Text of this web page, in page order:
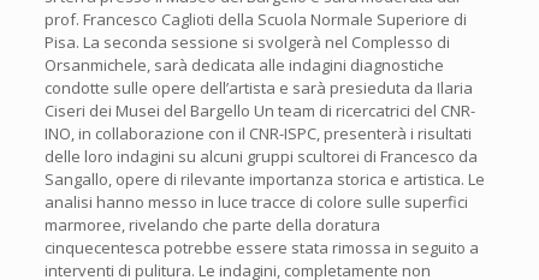
prof. Francesco Caglioti della Scuola Normale Superiore di
Pisa. La seconda sessione si svolgerà nel Complesso di
Orsanmichele, sarà dedicata alle indagini diagnostiche
condotte sulle opere dell’artista e sarà presieduta da Ilaria
Ciseri dei Musei del Bargello Un team di ricercatrici del CNR-
INO, in collaborazione con il CNR-ISPC, presenterà i risultati
delle loro indagini su alcuni gruppi scultorei di Francesco da
Sangallo, opere di rilevante importanza storica e artistica. Le
analisi hanno messo in luce tracce di colore sulle superfici
marmoree, rivelando che parte della doratura
cinquecentesca potrebbe essere stata rimossa in seguito a
interventi di pulitura. Le indagini, completamente non